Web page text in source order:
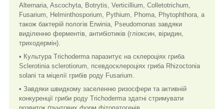
Alternaria, Ascochyta, Botrytis, Verticillium, Colletotrichum,
Fusarium, Helminthosporium, Pythium, Phoma, Phytophthora, а
також бактерій пологів Erwinia, Pseudomonas завдяки
виділенню ферментів, антибіотиків (гліоксин, віридин,
триходермін).
• Культура Trichoderma паразитує на склероціях гриба
Sclerotinia sclerotiorum, псевдосклероціях гриба Rhizoctonia
solani та міцелії грибів роду Fusarium.
• Завдяки швидкому заселенню ризосфери та активній
конкуренції гриби роду Trichoderma здатні стримувати